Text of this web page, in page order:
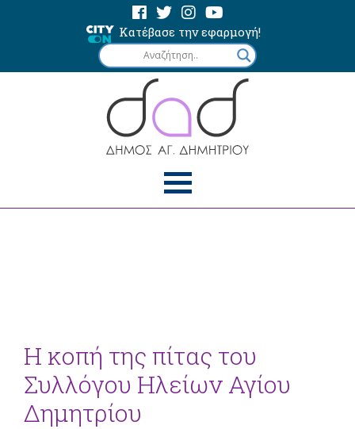
Κατέβασε την εφαρμογή!
Η κοπή της πίτας του
Συλλόγου Ηλείων Αγίου
Δημητρίου